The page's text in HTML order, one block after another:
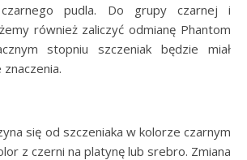
pudla. Do grupy czarnej i
również zaliczyć odmianę Phantom
stopniu szczeniak będzie miał
się od szczeniaka w kolorze czarnym
z czerni na platynę lub srebro. Zmiana